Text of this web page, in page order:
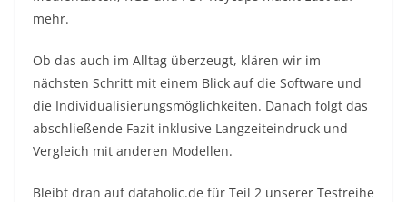
mehr.
Ob das auch im Alltag überzeugt, klären wir im
nächsten Schritt mit einem Blick auf die Software und
die Individualisierungsmöglichkeiten. Danach folgt das
abschließende Fazit inklusive Langzeiteindruck und
Vergleich mit anderen Modellen.
Bleibt dran auf dataholic.de für Teil 2 unserer Testreihe